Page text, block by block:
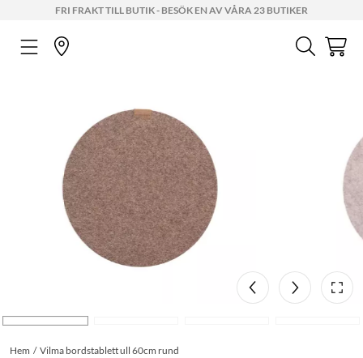
FRI FRAKT TILL BUTIK - BESÖK EN AV VÅRA 23 BUTIKER
Hem Vilma bordstablett ull 60cm rund